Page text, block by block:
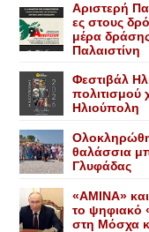
Αριστερή
ες στους
μέρα
Παλαιστίνη
Φεστιβάλ
πολιτισμού
Ηλιούπολη
θαλάσσια
Γλυφάδας
«AMINA»
το ψηφιακό
στη Μόσχα